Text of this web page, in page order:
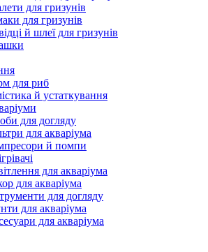
для гризунів
для гризунів
й шлеї для гризунів
для риб
й устаткування
для догляду
для акваріума
й помпи
для акваріума
для акваріума
для догляду
для акваріума
для акваріума